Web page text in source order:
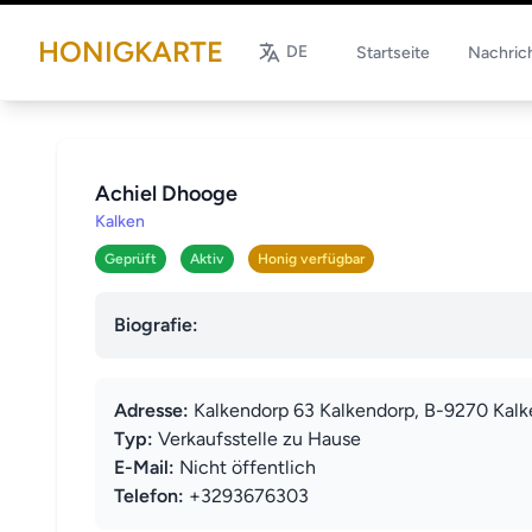
HONIGKARTE DE Startseite
Achiel Dhooge
Kalken
Geprüft Aktiv Honig verfügbar
Biografie:
Adresse: Kalkendorp 63 Kalkendorp, B-9270
Typ: Verkaufsstelle zu Hause
E-Mail: Nicht öffentlich
Telefon: +3293676303